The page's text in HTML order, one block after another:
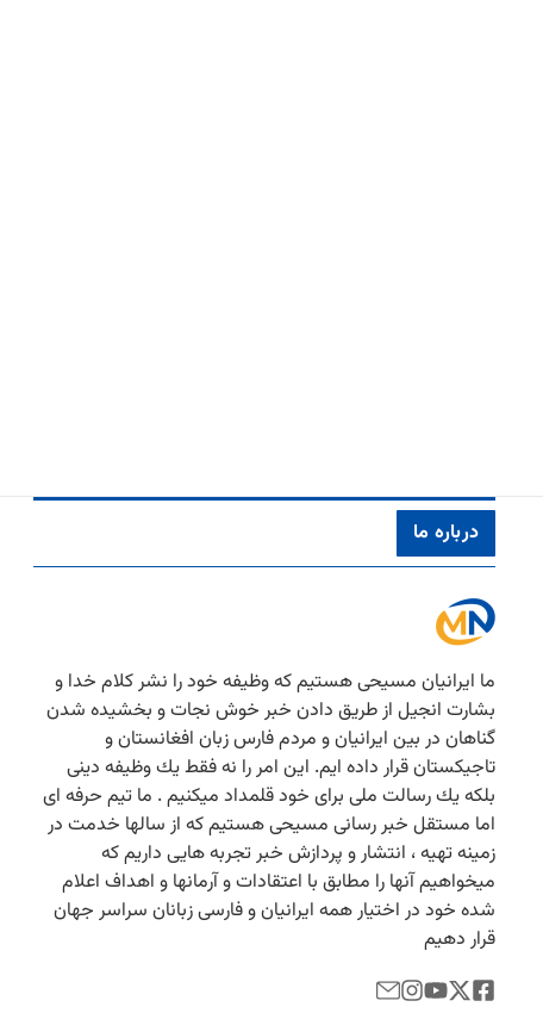
درباره ما
ما ایرانیان مسیحی هستیم كه وظیفه خود را نشر كلام خدا و
بشارت انجیل از طریق دادن خبر خوش نجات و بخشیده شدن
گناهان در بین ایرانیان و مردم فارس زبان افغانستان و
تاجیكستان قرار داده ایم. این امر را نه فقط یك وظیفه دینی
بلكه یك رسالت ملی برای خود قلمداد میكنیم . ما تیم حرفه ای
اما مستقل خبر رسانی مسیحی هستیم كه از سالها خدمت در
زمینه تهیه ، انتشار و پردازش خبر تجربه هایی داریم كه
میخواهیم آنها را مطابق با اعتقادات و آرمانها و اهداف اعلام
شده خود در اختیار همه ایرانیان و فارسی زبانان سراسر جهان
قرار دهیم